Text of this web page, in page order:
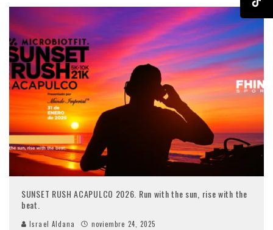
SUNSET RUSH ACAPULCO 2026. Run with the sun, rise with the
beat.
Israel Aldana noviembre 24, 2025